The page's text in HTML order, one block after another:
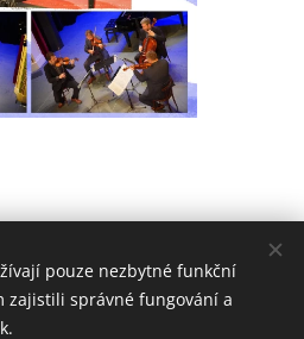
VYŠKOV
pouze nezbytné funkční
zajistili správné fungování a